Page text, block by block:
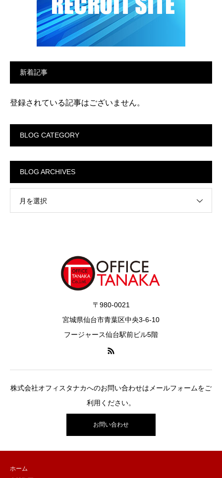
新着記事
登録されている記事はございません。
BLOG CATEGORY
BLOG ARCHIVES
月を選択
〒980-0021
宮城県仙台市青葉区中央3-6-10
フージャース仙台駅前ビル5階
株式会社オフィスタナカへのお問い合わせはメールフォームをご
利用ください。
お問い合わせ
ホーム